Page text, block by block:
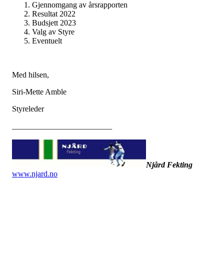
Gjennomgang av årsrapporten
Resultat 2022
Budsjett 2023
Valg av Styre
Eventuelt
Med hilsen,
Siri-Mette Amble
Styreleder
Njård Fekting
www.njard.no